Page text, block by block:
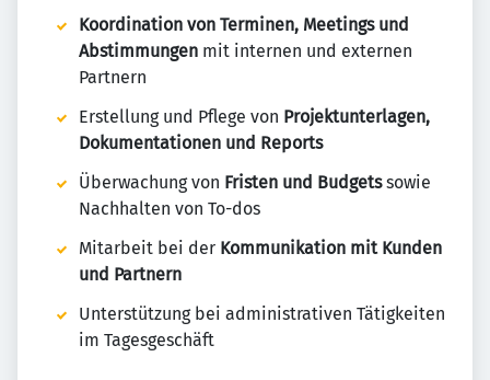
Koordination von Terminen, Meetings und
Abstimmungen mit internen und externen
Partnern
Erstellung und Pflege von Projektunterlagen,
Dokumentationen und Reports
Überwachung von Fristen und Budgetssowie
Nachhalten von To-dos
Mitarbeit bei der Kommunikation mit Kunden
und Partnern
Unterstützung bei administrativen Tätigkeiten
im Tagesgeschäft